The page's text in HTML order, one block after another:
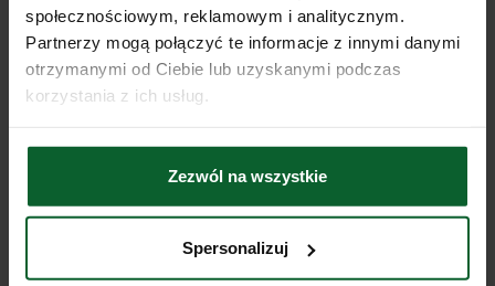
społecznościowym, reklamowym i analitycznym.
Partnerzy mogą połączyć te informacje z innymi danymi
otrzymanymi od Ciebie lub uzyskanymi podczas
korzystania z ich usług.
Zezwól na wszystkie
Spersonalizuj